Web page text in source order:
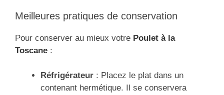
Meilleures pratiques de conservation
Pour conserver au mieux votre Poulet à la
Toscane :
Réfrigérateur : Placez le plat dans un
contenant hermétique. Il se conservera